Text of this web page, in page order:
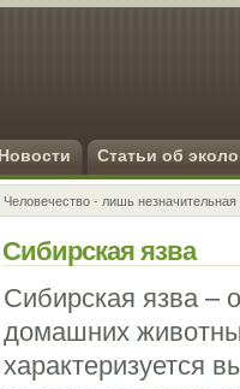
Новости Статьи об
Человечество - лишь
Сибирская язва
Сибирская язва –
домашних
характеризуется